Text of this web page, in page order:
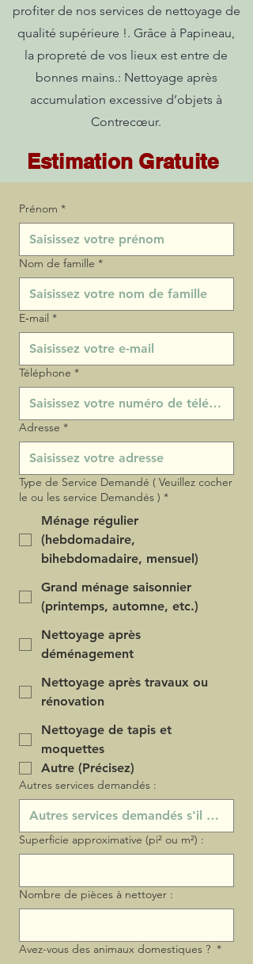
profiter de nos services de nettoyage de
qualité supérieure !. Grâce à Papineau,
la propreté de vos lieux est entre de
bonnes mains.: Nettoyage après
accumulation excessive d’objets à
Contrecœur.
Estimation Gratuite
Prénom *
Nom de famille *
E‑mail *
Téléphone *
Adresse *
Type de Service Demandé ( Veuillez cocher
le ou les service Demandés ) *
Ménage régulier
(hebdomadaire,
bihebdomadaire, mensuel)
Grand ménage saisonnier
(printemps, automne, etc.)
Nettoyage après
déménagement
Nettoyage après travaux ou
rénovation
Nettoyage de tapis et
moquettes
Autre (Précisez)
Autres services demandés :
Superficie approximative (pi² ou m²) :
Nombre de pièces à nettoyer :
Avez-vous des animaux domestiques ? *